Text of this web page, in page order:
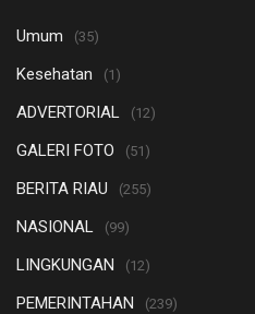
Umum (35)
Kesehatan (1)
ADVERTORIAL (12)
GALERI FOTO (51)
BERITA RIAU (255)
NASIONAL (99)
LINGKUNGAN (12)
PEMERINTAHAN (239)